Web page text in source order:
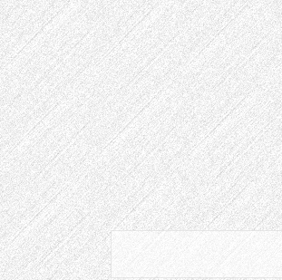
Doorgaan
naar
artikel